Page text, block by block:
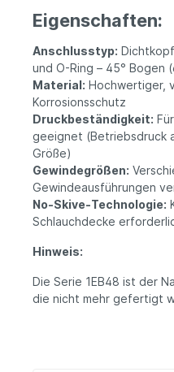
Eigenschaften:
Anschlusstyp:
und O-Ring – 45° Bogen
Material: Hochwertiger,
Korrosionsschutz
Druckbeständigkeit:
geeignet (Betriebsdruck
Größe)
Gewindegrößen:
Gewindeausführungen
No-Skive-Technologie:
Schlauchdecke
Hinweis:
Die Serie 1EB48 ist der
die nicht mehr gefertigt